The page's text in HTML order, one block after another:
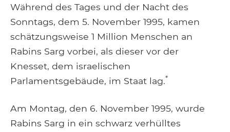
Während des Tages und der Nacht des
Sonntags, dem 5. November 1995, kamen
schätzungsweise 1 Million Menschen an
Rabins Sarg vorbei, als dieser vor der
Knesset, dem israelischen
Parlamentsgebäude, im Staat lag.*
Am Montag, den 6. November 1995, wurde
Rabins Sarg in ein schwarz verhülltes